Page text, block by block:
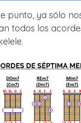
punto, ya sólo
todos los